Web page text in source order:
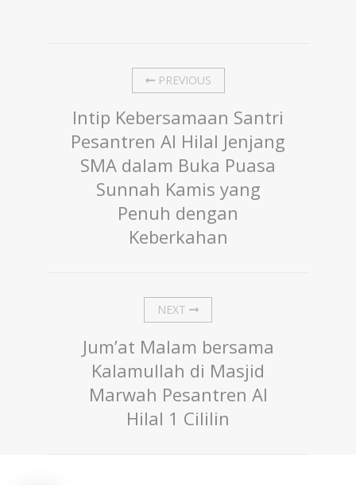
PREVIOUS
Intip Kebersamaan Santri
Pesantren Al Hilal Jenjang
SMA dalam Buka Puasa
Sunnah Kamis yang
Penuh dengan
Keberkahan
NEXT
Jum’at Malam bersama
Kalamullah di Masjid
Marwah Pesantren Al
Hilal 1 Cililin